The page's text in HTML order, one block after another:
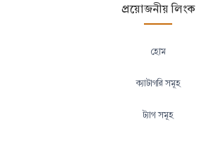
প্রয়োজনীয় লিংক
হোম
ক্যাটাগরি সমূহ
ট্যাগ সমূহ